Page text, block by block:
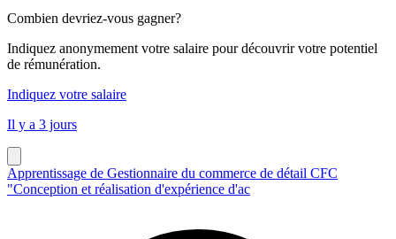
Combien devriez-vous gagner?
Indiquez anonymement votre salaire pour découvrir votre potentiel
de rémunération.
Indiquez votre salaire
Il y a 3 jours
Apprentissage de Gestionnaire du commerce de détail CFC
"Conception et réalisation d'expérience d'ac